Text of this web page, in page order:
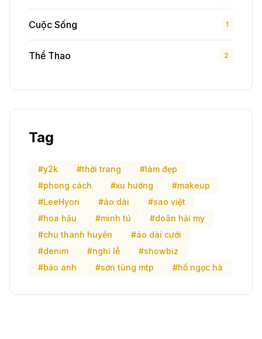
Cuộc Sống 1
Thể Thao 2
Tag
#y2k #thời trang
#làm đẹp
#phong cách
#xu hướng
#makeup
#LeeHyori
#áo dài
#sao việt
#hoa hậu
#minh tú
#doãn hải my
#chu thanh huyền
#áo dài cưới
#denim
#nghỉ lễ
#showbiz
#bảo anh
#sơn tùng mtp #hồ ngọc hà